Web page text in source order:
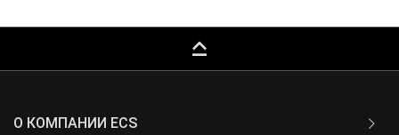
keyboard_capslock
О КОМПАНИИ ECS